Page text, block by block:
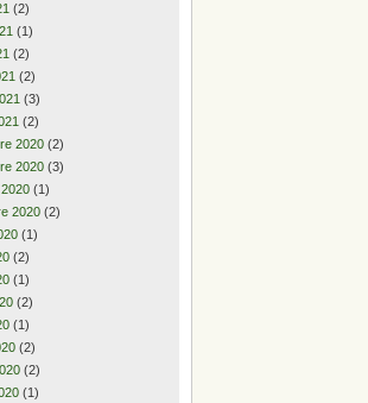
(2)
(1)
(2)
(2)
(3)
(2)
2020 (2)
2020 (3)
(1)
2020 (2)
(1)
(2)
(1)
(2)
(1)
(2)
(2)
(1)